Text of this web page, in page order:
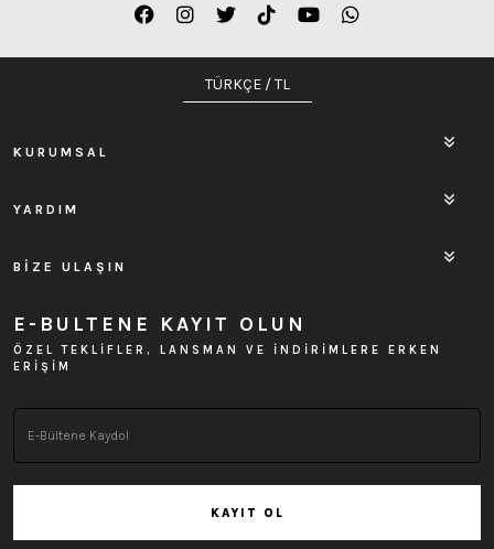
TÜRKÇE / TL
KURUMSAL
YARDIM
BİZE ULAŞIN
E-BULTENE KAYIT OLUN
ÖZEL TEKLİFLER, LANSMAN VE İNDİRİMLERE ERKEN
ERİŞİM
KAYIT OL